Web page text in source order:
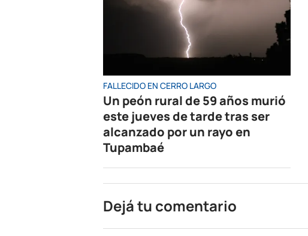
FALLECIDO EN CERRO LARGO
Un peón rural de 59 años murió
este jueves de tarde tras ser
alcanzado por un rayo en
Tupambaé
Dejá tu comentario